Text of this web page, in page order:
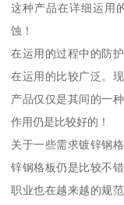
这种产品在详细运用
蚀！
在运用的过程中的防
在运用的比较广泛。
产品仅仅是其间的一
作用仍是比较好的！
关于一些需求镀锌钢
锌钢格板仍是比较不
职业也在越来越的规